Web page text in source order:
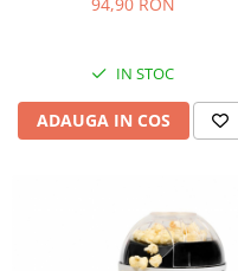
IN STOC
ADAUGA IN COS